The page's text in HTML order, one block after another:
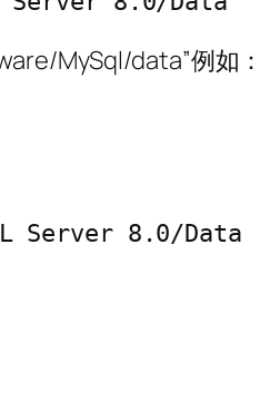
MySql/data”例如：
Server 8.0/Data